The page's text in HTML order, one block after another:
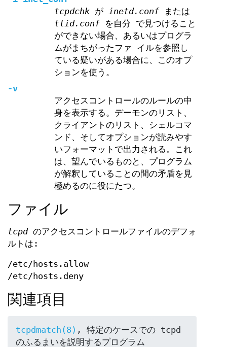
tcpdchkが inetd.confまたは
tlid.confを自分 で見つけること
ができない場合、あるいはプログラ
ムがまちがったファ イルを参照し
ている疑いがある場合に、このオプ
ションを使う。
-v
アクセスコントロールのルールの中
身を表示する。デーモンのリスト、
クライアントのリスト、シェルコマ
ンド、そしてオプションが読みやす
いフォーマットで出力される。これ
は、望んでいるものと、プログラム
が解釈していることの間の矛盾を見
極めるのに役にたつ。
ファイル
tcpdのアクセスコントロールファイルのデフォ
ルトは:
/etc/hosts.allow
/etc/hosts.deny
関連項目
tcpdmatch(8) , 特定のケースでの tcpd